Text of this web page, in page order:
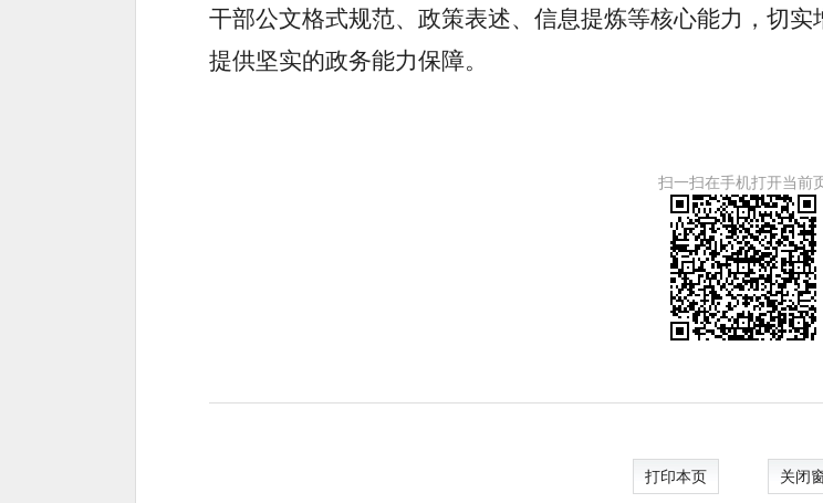
干部公文格式规范、政策表述、信息提炼等核心能力，切
提供坚实的政务能力保障。
扫一扫在手机打开当前
打印本页 关闭